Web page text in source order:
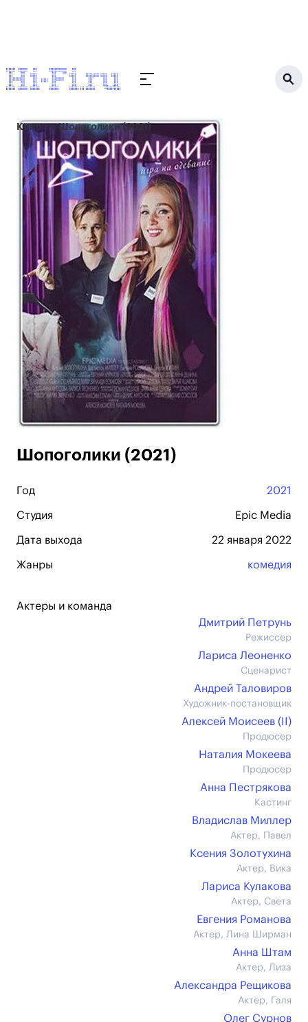
Кино Шопоголики (2021)
Шопоголики (2021)
Год 2021
Студия Epic Media
Дата выхода 22 января 2022
Жанры комедия
Актеры и команда
Дмитрий Петрунь
Режиссер
Лариса Леоненко
Сценарист
Андрей Таловиров
Художник-постановщик
Алексей Моисеев (II)
Продюсер
Наталия Мокеева
Продюсер
Анна Пестрякова
Кастинг
Владислав Миллер
Актер, Павел
Ксения Золотухина
Актер, Вика
Лариса Кулакова
Актер, Света
Евгения Романова
Актер, Лина Ширман
Анна Штам
Актер, Лиза
Александра Рещикова
Актер, Галя
Олег Сурнов